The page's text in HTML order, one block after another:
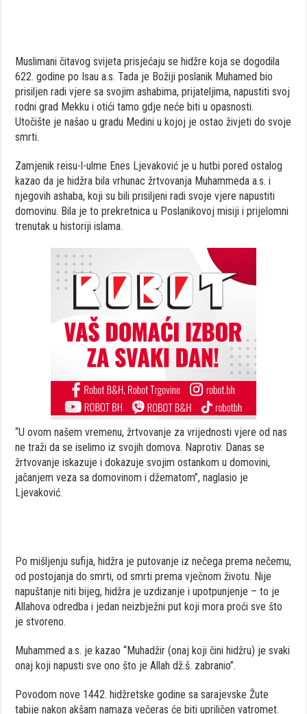
Muslimani čitavog svijeta prisjećaju se hidžre koja se dogodila
622. godine po Isau a.s. Tada je Božiji poslanik Muhamed bio
prisiljen radi vjere sa svojim ashabima, prijateljima, napustiti svoj
rodni grad Mekku i otići tamo gdje neće biti u opasnosti.
Utočište je našao u gradu Medini u kojoj je ostao živjeti do svoje
smrti.
Zamjenik reisu-l-ulme Enes Ljevaković je u hutbi pored ostalog
kazao da je hidžra bila vrhunac žrtvovanja Muhammeda a.s. i
njegovih ashaba, koji su bili prisiljeni radi svoje vjere napustiti
domovinu. Bila je to prekretnica u Poslanikovoj misiji i prijelomni
trenutak u historiji islama.
“U ovom našem vremenu, žrtvovanje za vrijednosti vjere od nas
ne traži da se iselimo iz svojih domova. Naprotiv. Danas se
žrtvovanje iskazuje i dokazuje svojim ostankom u domovini,
jačanjem veza sa domovinom i džematom”, naglasio je
Ljevaković.
Po mišljenju sufija, hidžra je putovanje iz nečega prema nečemu,
od postojanja do smrti, od smrti prema vječnom životu. Nije
napuštanje niti bijeg, hidžra je uzdizanje i upotpunjenje – to je
Allahova odredba i jedan neizbježni put koji mora proći sve što
je stvoreno.
Muhammed a.s. je kazao “Muhadžir (onaj koji čini hidžru) je svaki
onaj koji napusti sve ono što je Allah dž.š. zabranio”.
Povodom nove 1442. hidžretske godine sa sarajevske Žute
tabije nakon akšam namaza večeras će biti upriličen vatromet.